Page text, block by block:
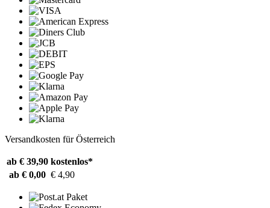
Versandkosten für Österreich
ab € 39,90 kostenlos*
ab € 0,00 € 4,90